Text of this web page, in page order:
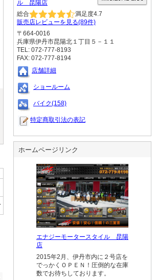
ル 昆陽店
総合
満足度4.7
販売店レビューを見る(89件)
〒664-0016
兵庫県伊丹市昆陽北１丁目５－１１
TEL: 072-777-8193
FAX: 072-777-8194
店舗詳細
ショールーム
バイク(158)
特定商取引法の表記
ホームページリンク
エナジーモータースタイル 昆陽
店
2015年2月、伊丹市内に２号店を
でっかくＯＰＥＮ！圧倒的な在庫
数でお待ちしております。